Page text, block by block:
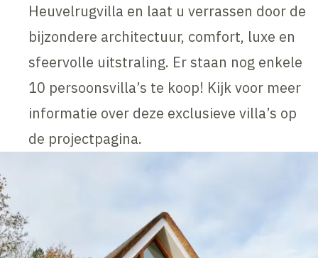
Heuvelrugvilla en laat u verrassen door de
bijzondere architectuur, comfort, luxe en
sfeervolle uitstraling. Er staan nog enkele
10 persoonsvilla’s te koop! Kijk voor meer
informatie over deze exclusieve villa’s op
de projectpagina.